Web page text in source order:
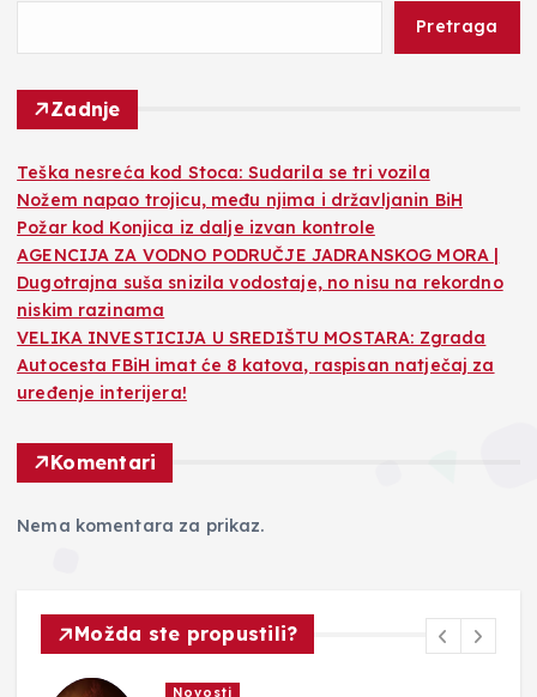
Pretraga
Zadnje
Teška nesreća kod Stoca: Sudarila se tri vozila
Nožem napao trojicu, među njima i državljanin BiH
Požar kod Konjica iz dalje izvan kontrole
AGENCIJA ZA VODNO PODRUČJE JADRANSKOG MORA |
Dugotrajna suša snizila vodostaje, no nisu na rekordno
niskim razinama
VELIKA INVESTICIJA U SREDIŠTU MOSTARA: Zgrada
Autocesta FBiH imat će 8 katova, raspisan natječaj za
uređenje interijera!
Komentari
Nema komentara za prikaz.
Možda ste propustili?
Novosti